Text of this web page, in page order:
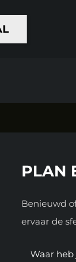
PLAN
Benieuwd
ervaar de
Waar heb